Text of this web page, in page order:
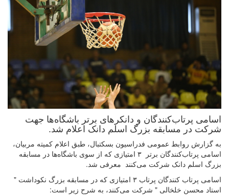
اسامی پرتاب‌کنندگان و دانکرهای برتر باشگاه‌ها جهت
شرکت در مسابقه بزرگ اسلم دانک اعلام شد.
به گزارش روابط عمومی فدراسیون بسکتبال، طبق اعلام کمیته مربیان،
اسامی پرتاب‌کنندگان برتر ۳ امتیازی که از سوی باشگاه‌ها در مسابقه
بزرگ اسلم دانک شرکت می‌کنند معرفی شد.
اسامی پرتاب کنندگان پرتاب ۳ امتیازی که در مسابقه بزرگ نکوداشت "
استاد محسن خلخالی " شرکت می‌کنند، به شرح زیر است: